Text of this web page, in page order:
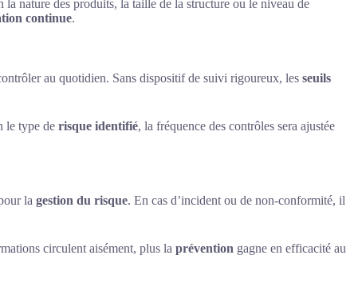
nature des produits, la taille de la structure ou le niveau de
continue.
au quotidien. Sans dispositif de suivi rigoureux, les seuils
le type de risque identifié, la fréquence des contrôles sera ajustée
la gestion du risque. En cas d’incident ou de non-conformité, il
circulent aisément, plus la prévention gagne en efficacité au